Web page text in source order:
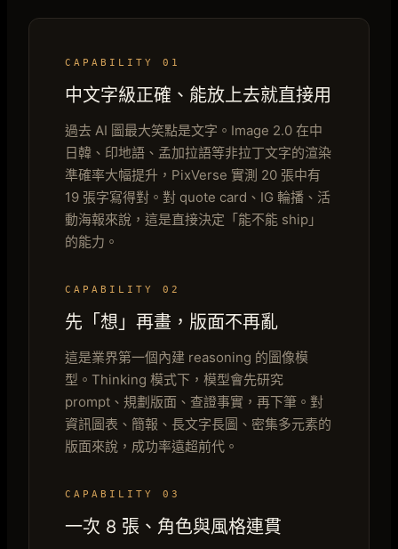
CAPABILITY 01
中文字級正確、能放上去就直接用
過去 AI 圖最大笑點是文字。Image 2.0 在中
日韓、印地語、孟加拉語等非拉丁文字的渲染
準確率大幅提升，PixVerse 實測 20 張中有
19 張字寫得對。對 quote card、IG 輪播、活
動海報來說，這是直接決定「能不能 ship」
的能力。
CAPABILITY 02
先「想」再畫，版面不再亂
這是業界第一個內建 reasoning 的圖像模
型。Thinking 模式下，模型會先研究
prompt、規劃版面、查證事實，再下筆。對
資訊圖表、簡報、長文字長圖、密集多元素的
版面來說，成功率遠超前代。
CAPABILITY 03
一次 8 張、角色與風格連貫